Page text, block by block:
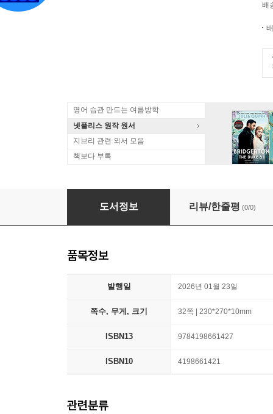
배
영어 습관 만드는 여름방학
넷플리스 원작 원서
지브리 관련 외서 모음
책보다 부록
きょうおかいものにいったらね
도서정보 리뷰/한줄평 (0/0)
품목정보
발행일 2026년 01월 23일
쪽수, 무게, 크기 32쪽 | 230*270*10mm
ISBN13 9784198661427
ISBN10 4198661421
관련분류